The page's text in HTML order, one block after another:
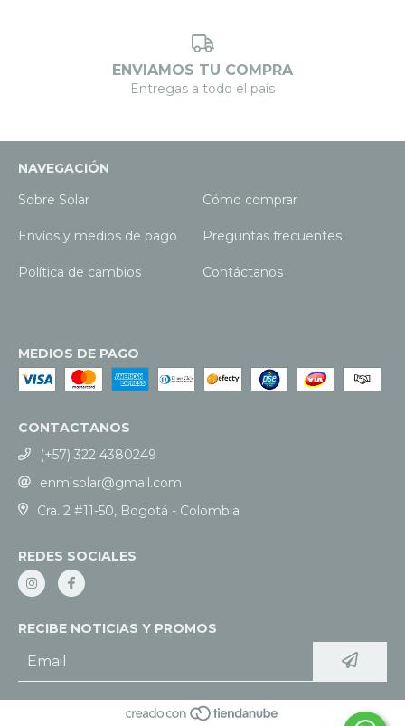
ENVIAMOS TU COMPRA
Entregas a todo el país
NAVEGACIÓN
Sobre Solar
Cómo comprar
Envíos y medios de pago Preguntas frecuentes
Política de cambios Contáctanos
MEDIOS DE PAGO
CONTACTANOS
(+57) 322 4380249
enmisolar@gmail.com
Cra. 2 #11-50, Bogotá - Colombia
REDES SOCIALES
RECIBE NOTICIAS Y PROMOS